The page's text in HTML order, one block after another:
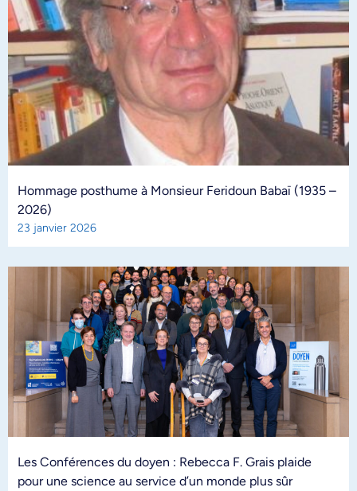
Hommage posthume à Monsieur Feridoun Babaï (1935 –
2026)
23 janvier 2026
Les Conférences du doyen : Rebecca F. Grais plaide
pour une science au service d’un monde plus sûr